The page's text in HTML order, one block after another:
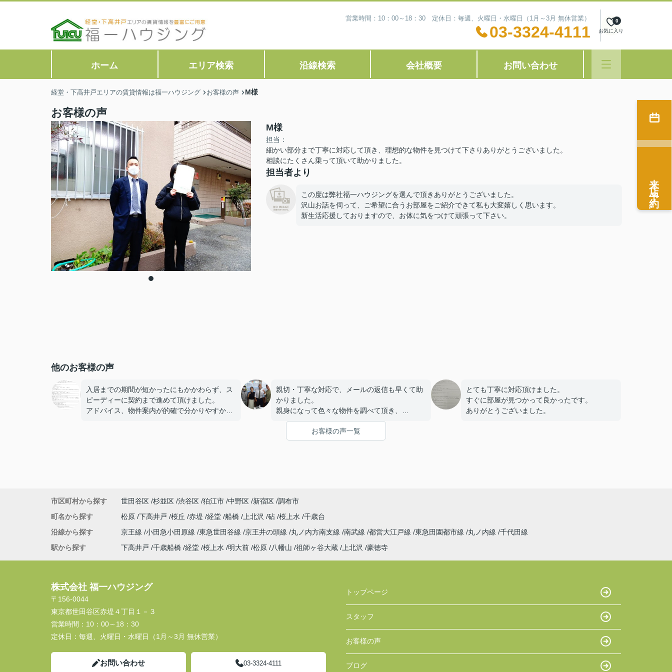
営業時間：10：00～18：30 定休日：毎週、火曜日・水曜日（1月～3月 無休営業）
03-3324-4111 お気に入り
0
ホーム エリア検索 沿線検索 会社概要 お問い合わせ
経堂・下高井戸エリアの賃貸情報は福一ハウジング お客様の声 M様
お客様の声
M様
担当：
細かい部分まで丁寧に対応して頂き、理想的な物件を見つけて下さりありがとうございました。
相談にたくさん乗って頂いて助かりました。
担当者より
この度は弊社福一ハウジングを選んで頂きありがとうございました。
沢山お話を伺って、ご希望に合うお部屋をご紹介できて私も大変嬉しく思います。
新生活応援しておりますので、お体に気をつけて頑張って下さい。
他のお客様の声
入居までの期間が短かったにもかかわらず、ス
ピーディーに契約まで進めて頂けました。
アドバイス、物件案内が的確で分かりやすかっ
親切・丁寧な対応で、メールの返信も早くて助
かりました。
親身になって色々な物件を調べて頂き、
物件を選ぶ時のポイントの良し悪しも教えてく
とても楽しく内見することができ満足のお部屋
とても丁寧に対応頂けました。
すぐに部屋が見つかって良かったです。
ありがとうございました。
お客様の声一覧
来店予約
市区町村から探す 世田谷区 杉並区 渋谷区 狛江市 中野区 新宿区 調布市
町名から探す
松原 下高井戸 桜丘 赤堤 経堂 船橋 上北沢 砧 桜上水 千歳台
沿線から探す
京王線 小田急小田原線 東急世田谷線 京王井の頭線 丸ノ内方南支線 南武線 都営大江戸線 東急田園都市線 丸ノ内線 千代田線
駅から探す
下高井戸 千歳船橋 経堂 桜上水 明大前 松原 八幡山 祖師ヶ谷大蔵 上北沢 豪徳寺
株式会社 福一ハウジング
〒156-0044
東京都世田谷区赤堤４丁目１－３
営業時間： 10：00～18：30
定休日： 毎週、火曜日・水曜日（1月～3月 無休営業）
お問い合わせ 03-3324-4111
トップページ
スタッフ
お客様の声
ブログ